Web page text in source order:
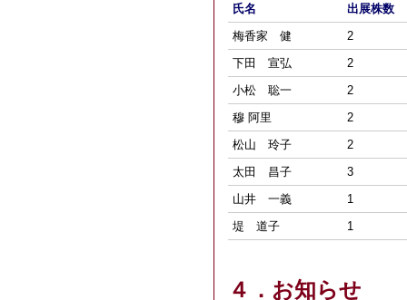
氏名
出展株数
梅香家 健
2
下田 宣弘
2
小松 聡一
2
穆 阿里
2
松山 玲子
2
太田 昌子
3
山井 一義
1
堤 道子
1
４．お知らせ